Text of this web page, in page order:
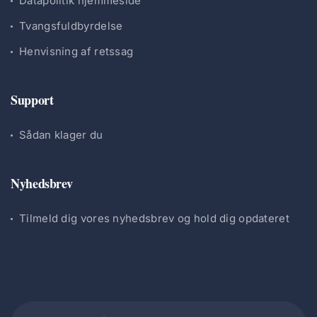
Tvangsfuldbyrdelse
Henvisning af retssag
Support
Sådan klager du
Nyhedsbrev
Tilmeld dig vores nyhedsbrev og hold dig opdateret